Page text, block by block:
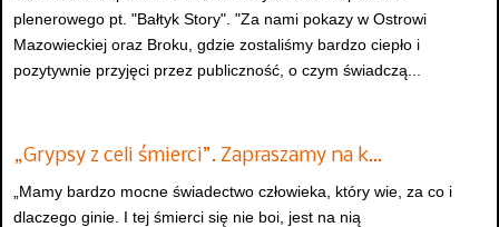
plenerowego pt. "Bałtyk Story". "Za nami pokazy w Ostrowi
Mazowieckiej oraz Broku, gdzie zostaliśmy bardzo ciepło i
pozytywnie przyjęci przez publiczność, o czym świadczą...
„Grypsy z celi śmierci”. Zapraszamy na k…
„Mamy bardzo mocne świadectwo człowieka, który wie, za co i
dlaczego ginie. I tej śmierci się nie boi, jest na nią